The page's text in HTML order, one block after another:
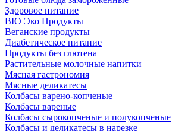
Здоровое питание
BIO Эко Продукты
Веганские продукты
Диабетическое питание
Продукты без глютена
Растительные молочные напитки
Мясная гастрономия
Мясные деликатесы
Колбасы варено-копченые
Колбасы вареные
Колбасы сырокопченые и полукопченые
Колбасы и деликатесы в нарезке